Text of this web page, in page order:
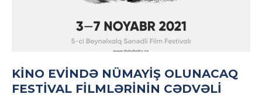
KINO EVINDƏ NÜMAYIŞ OLUNACAQ
FESTIVAL FILMLƏRININ CƏDVƏLI